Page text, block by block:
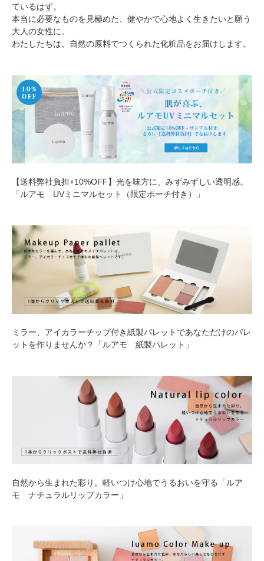
ているはず。
本当に必要なものを見極めた、健やかで心地よく生きたいと願う
大人の女性に。
わたしたちは、自然の原料でつくられた化粧品をお届けします。
【送料弊社負担+10%OFF】光を味方に、みずみずしい透明感。
「ルアモ UVミニマルセット（限定ポーチ付き）」
ミラー、アイカラーチップ付き紙製パレットであなただけのパレ
ットを作りませんか？「ルアモ 紙製パレット」
自然から生まれた彩り。軽いつけ心地でうるおいを守る「ルア
モ ナチュラルリップカラー」